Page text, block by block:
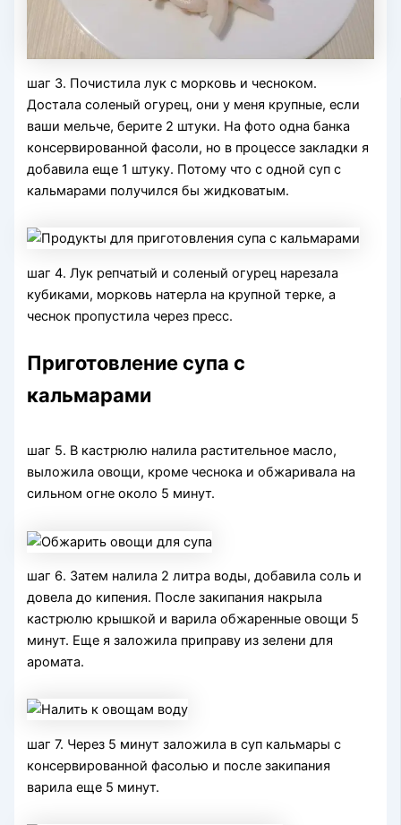
шаг 3. Почистила лук с морковь и чесноком.
Достала соленый огурец, они у меня крупные, если
ваши мельче, берите 2 штуки. На фото одна банка
консервированной фасоли, но в процессе закладки я
добавила еще 1 штуку. Потому что с одной суп с
кальмарами получился бы жидковатым.
шаг 4. Лук репчатый и соленый огурец нарезала
кубиками, морковь натерла на крупной терке, а
чеснок пропустила через пресс.
Приготовление супа с
кальмарами
шаг 5. В кастрюлю налила растительное масло,
выложила овощи, кроме чеснока и обжаривала на
сильном огне около 5 минут.
шаг 6. Затем налила 2 литра воды, добавила соль и
довела до кипения. После закипания накрыла
кастрюлю крышкой и варила обжаренные овощи 5
минут. Еще я заложила приправу из зелени для
аромата.
шаг 7. Через 5 минут заложила в суп кальмары с
консервированной фасолью и после закипания
варила еще 5 минут.